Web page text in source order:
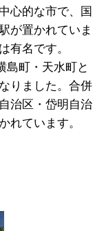
心的な市で、国
が置かれていま
有名です。
島町・天水町と
りました。合併
治区・岱明自治
れています。